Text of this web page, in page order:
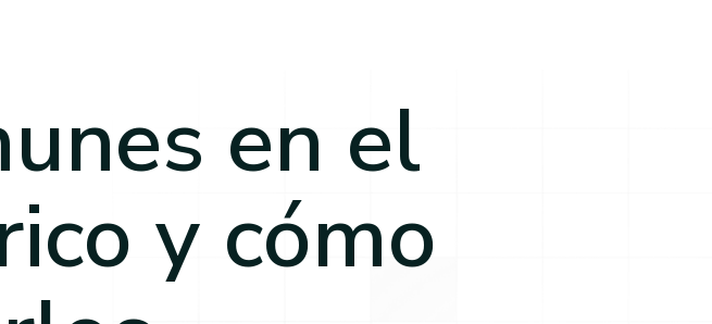
en el
y cómo